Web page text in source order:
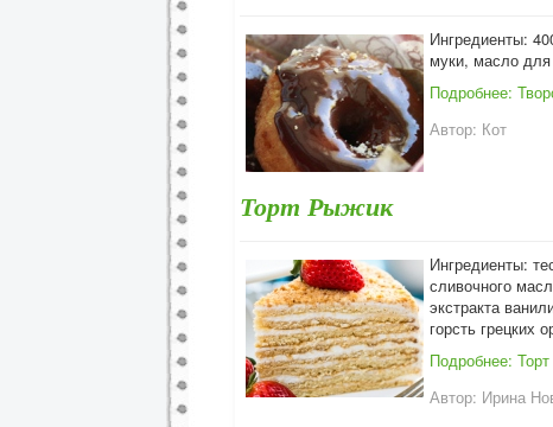
Ингредиенты:
муки, масло
Подробнее:
Автор: Кот
Торт Рыжик
Ингредиенты:
сливочного
экстракта
горсть грецких
Подробнее:
Автор: Ирина